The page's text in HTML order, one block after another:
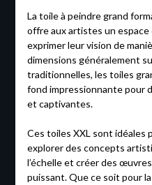
La toile à peindre grand
offre aux artistes un
exprimer leur vision de
dimensions généralement
traditionnelles, les toiles
fond impressionnante pour
et captivantes.
Ces toiles XXL sont idéales
explorer des concepts
l’échelle et créer des
puissant. Que ce soit pour la